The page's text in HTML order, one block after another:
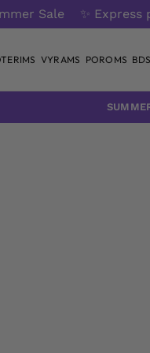
Sale ✨ Express
VYRAMS POROMS